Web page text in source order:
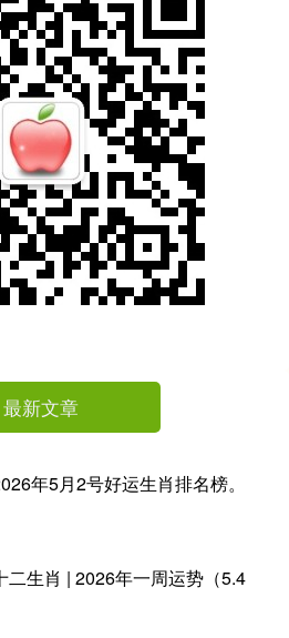
最新文章
年5月2号好运生肖排名榜。
二生肖 | 2026年一周运势（5.4